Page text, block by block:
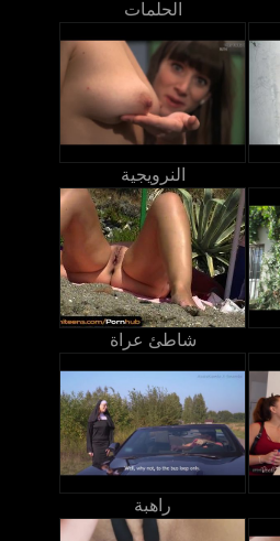
الحلمات
النرويجية
شاطئ عراة
راهبة